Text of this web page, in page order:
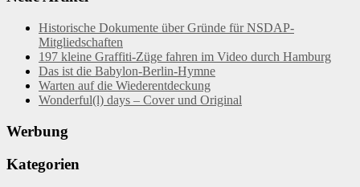
Historische Dokumente über Gründe für NSDAP-
Mitgliedschaften
197 kleine Graffiti-Züge fahren im Video durch Hamburg
Das ist die Babylon-Berlin-Hymne
Warten auf die Wiederentdeckung
Wonderful(l) days – Cover und Original
Werbung
Kategorien